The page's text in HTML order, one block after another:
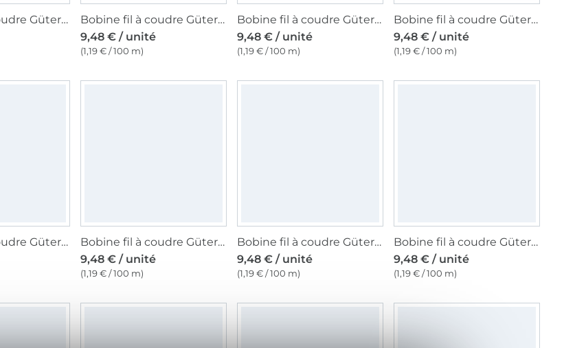
Bobine fil à coudre Gütermann 800m coton C NE 50, (2955) rose fuchsia
Bobine fil à coudre Gütermann 800m coton C NE 50, (618) sable
9,48 € / unité
(1,19 € / 100 m)
Bobine fil à coudre Gütermann 800m coton C NE 50, (1225) taupe
9,48 € / unité
(1,19 € / 100 m)
Bobine fil à coudre Gütermann 800m coton C NE 50, (6206) gris souris
9,48 € / unité
(1,19 € / 100 m)
Bobine fil à coudre Gütermann 800m coton C NE 50, (829) creme
Bobine fil à coudre Gütermann 800m coton C NE 50, (7000) bleu royal
9,48 € / unité
(1,19 € / 100 m)
Bobine fil à coudre Gütermann 800m coton C NE 50, (5705) gris
9,48 € / unité
(1,19 € / 100 m)
Bobine fil à coudre Gütermann 800m coton C NE 50, (2833) bordeaux
9,48 € / unité
(1,19 € / 100 m)